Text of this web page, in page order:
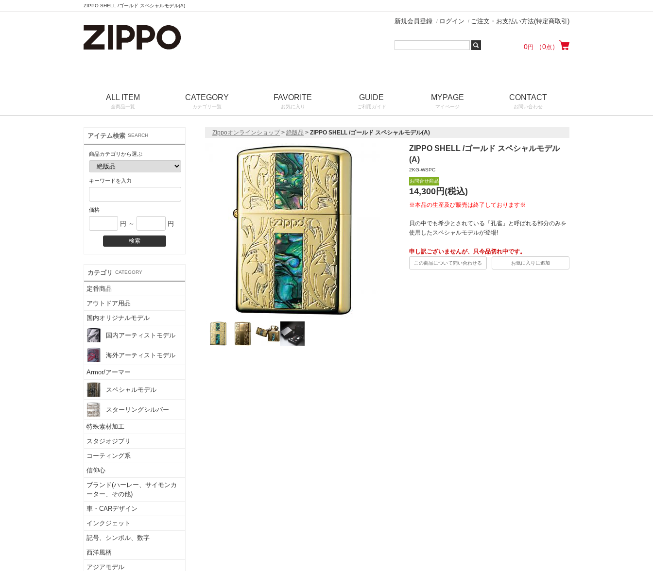
ZIPPO SHELL /ゴールド スペシャルモデル(A)
新規会員登録 ログイン ご注文・お支払い方法(特定商取引)
0円 （0点 ）
ALL ITEM
全商品一覧
CATEGORY
カテゴリ一覧
FAVORITE
お気に入り
GUIDE
ご利用ガイド
MYPAGE
マイページ
CONTACT
お問い合わせ
アイテム検索 SEARCH
商品カテゴリから選ぶ
キーワードを入力
価格
円 ～ 円
カテゴリ CATEGORY
定番商品
アウトドア用品
国内オリジナルモデル
国内アーティストモデル
海外アーティストモデル
Armor/アーマー
スペシャルモデル
スターリングシルバー
特殊素材加工
スタジオジブリ
コーティング系
信仰心
ブランド(ハーレー、サイモンカ
ーター、その他)
車・CARデザイン
インクジェット
記号、シンボル、数字
西洋風柄
アジアモデル
Zippoオンラインショップ> 絶版品 > ZIPPO SHELL /ゴールド スペシャルモデル(A)
ZIPPO SHELL /ゴールド スペシャルモデル
(A)
2KG-WSPC
お問合せ商品
14,300円(税込)
※本品の生産及び販売は終了しております※
貝の中でも希少とされている「孔雀」と呼ばれる部分のみを
使用したスペシャルモデルが登場!
申し訳ございませんが、只今品切れ中です。
この商品について問い合わせる お気に入りに追加